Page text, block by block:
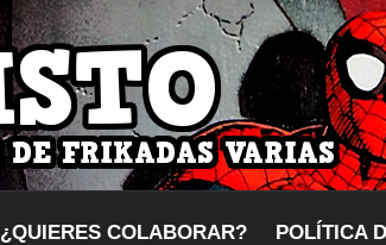
¿QUIERES COLABORAR? POLÍTICA